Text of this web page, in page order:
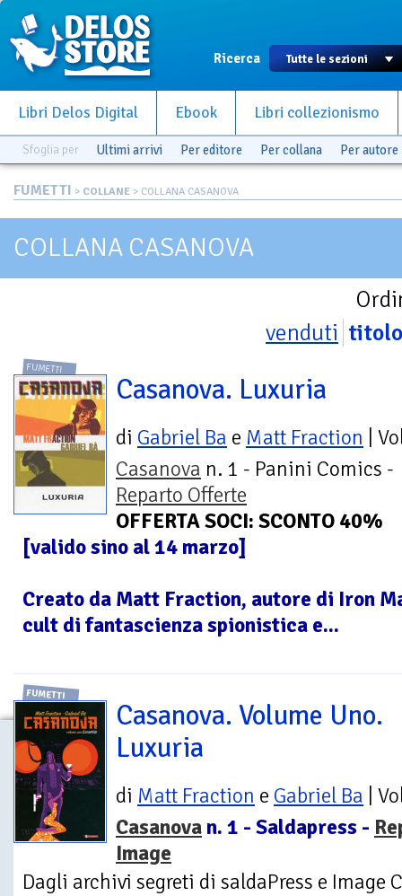
Ricerca
Libri Delos Digital Ebook Libri collezionismo
Sfoglia per Ultimi arrivi Per editore Per collana Per autore
FUMETTI > COLLANE > COLLANA CASANOVA
COLLANA CASANOVA
venduti titolo
FUMETTI
Casanova. Luxuria
di Gabriel Ba e Matt Fraction |
Casanova n. 1 - Panini Comics -
Reparto Offerte
OFFERTA SOCI: SCONTO 40%
[valido sino al 14 marzo]
Creato da Matt Fraction, autore di Iron
cult di fantascienza spionistica e...
FUMETTI
Casanova. Volume Uno.
Luxuria
di Matt Fraction e Gabriel Ba |
Casanova n. 1 - Saldapress -
Image
Dagli archivi segreti di saldaPress e Image